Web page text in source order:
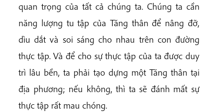
quan trọng của tất cả chúng ta. Chúng ta cần
năng lượng tu tập của Tăng thân để nâng đỡ,
dìu dắt và soi sáng cho nhau trên con đường
thực tập. Và để cho sự thực tập của ta được duy
trì lâu bền, ta phải tạo dựng một Tăng thân tại
địa phương; nếu không, thì ta sẽ đánh mất sự
thực tập rất mau chóng.